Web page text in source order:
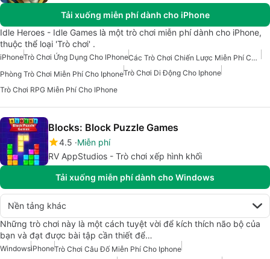
Tải xuống miễn phí dành cho iPhone
Idle Heroes - Idle Games là một trò chơi miễn phí dành cho iPhone,
thuộc thể loại 'Trò chơi' .
iPhoneTrò Chơi Ứng Dụng Cho IPhone
Các Trò Chơi Chiến Lược Miễn Phí Cho Iphone
Phòng Trò Chơi Miễn Phí Cho IphoneTrò Chơi Di Động Cho Iphone
Trò Chơi RPG Miễn Phí Cho IPhone
Blocks: Block Puzzle Games
4.5 Miễn phí
RV AppStudios - Trò chơi xếp hình khối
Tải xuống miễn phí dành cho Windows
Nền tảng khác
Những trò chơi này là một cách tuyệt vời để kích thích não bộ của
bạn và đạt được bài tập cần thiết để…
WindowsiPhoneTrò Chơi Câu Đố Miễn Phí Cho Iphone